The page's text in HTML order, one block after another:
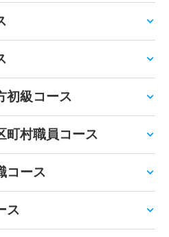
初級コース
町村職員コース
コース
ス